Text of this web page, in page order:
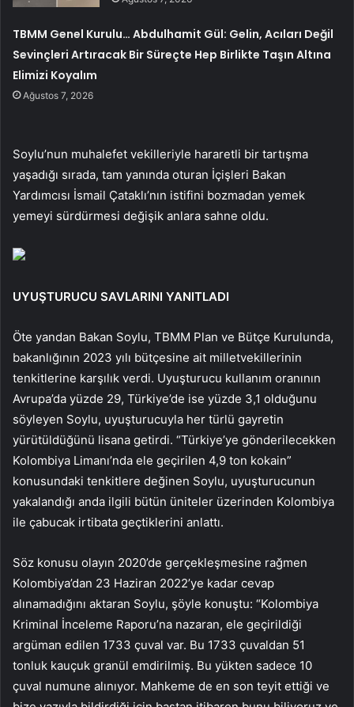
TBMM Genel Kurulu… Abdulhamit Gül: Gelin, Acıları Değil
Sevinçleri Artıracak Bir Süreçte Hep Birlikte Taşın Altına
Elimizi Koyalım
Ağustos 7, 2026
Soylu’nun muhalefet vekilleriyle hararetli bir tartışma
yaşadığı sırada, tam yanında oturan İçişleri Bakan
Yardımcısı İsmail Çataklı’nın istifini bozmadan yemek
yemeyi sürdürmesi değişik anlara sahne oldu.
UYUŞTURUCU SAVLARINI YANITLADI
Öte yandan Bakan Soylu, TBMM Plan ve Bütçe Kurulunda,
bakanlığının 2023 yılı bütçesine ait milletvekillerinin
tenkitlerine karşılık verdi. Uyuşturucu kullanım oranının
Avrupa’da yüzde 29, Türkiye’de ise yüzde 3,1 olduğunu
söyleyen Soylu, uyuşturucuyla her türlü gayretin
yürütüldüğünü lisana getirdi. “Türkiye’ye gönderilecekken
Kolombiya Limanı’nda ele geçirilen 4,9 ton kokain”
konusundaki tenkitlere değinen Soylu, uyuşturucunun
yakalandığı anda ilgili bütün üniteler üzerinden Kolombiya
ile çabucak irtibata geçtiklerini anlattı.
Söz konusu olayın 2020’de gerçekleşmesine rağmen
Kolombiya’dan 23 Haziran 2022’ye kadar cevap
alınamadığını aktaran Soylu, şöyle konuştu: “Kolombiya
Kriminal İnceleme Raporu’na nazaran, ele geçirildiği
argüman edilen 1733 çuval var. Bu 1733 çuvaldan 51
tonluk kauçuk granül emdirilmiş. Bu yükten sadece 10
çuval numune alınıyor. Mahkeme de en son teyit ettiği ve